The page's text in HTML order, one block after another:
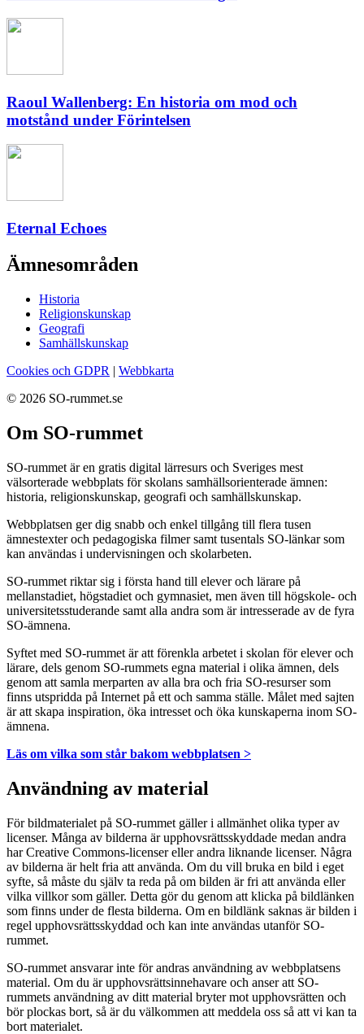
Raoul Wallenberg: En historia om mod och
motstånd under Förintelsen
Eternal Echoes
Ämnesområden
Historia
Religionskunskap
Geografi
Samhällskunskap
Cookies och GDPR | Webbkarta
© 2026 SO-rummet.se
Om SO-rummet
SO-rummet är en gratis digital lärresurs och Sveriges mest
välsorterade webbplats för skolans samhällsorienterade ämnen:
historia, religionskunskap, geografi och samhällskunskap.
Webbplatsen ger dig snabb och enkel tillgång till flera tusen
ämnestexter och pedagogiska filmer samt tusentals SO-länkar som
kan användas i undervisningen och skolarbeten.
SO-rummet riktar sig i första hand till elever och lärare på
mellanstadiet, högstadiet och gymnasiet, men även till högskole- och
universitetsstuderande samt alla andra som är intresserade av de fyra
SO-ämnena.
Syftet med SO-rummet är att förenkla arbetet i skolan för elever och
lärare, dels genom SO-rummets egna material i olika ämnen, dels
genom att samla merparten av alla bra och fria SO-resurser som
finns utspridda på Internet på ett och samma ställe. Målet med sajten
är att skapa inspiration, öka intresset och öka kunskaperna inom SO-
ämnena.
Läs om vilka som står bakom webbplatsen >
Användning av material
För bildmaterialet på SO-rummet gäller i allmänhet olika typer av
licenser. Många av bilderna är upphovsrättsskyddade medan andra
har Creative Commons-licenser eller andra liknande licenser. Några
av bilderna är helt fria att använda. Om du vill bruka en bild i eget
syfte, så måste du själv ta reda på om bilden är fri att använda eller
vilka villkor som gäller. Detta gör du genom att klicka på bildlänken
som finns under de flesta bilderna. Om en bildlänk saknas är bilden i
regel upphovsrättsskyddad och kan inte användas utanför SO-
rummet.
SO-rummet ansvarar inte för andras användning av webbplatsens
material. Om du är upphovsrättsinnehavare och anser att SO-
rummets användning av ditt material bryter mot upphovsrätten och
bör plockas bort, så är du välkommen att meddela oss så att vi kan ta
bort materialet.